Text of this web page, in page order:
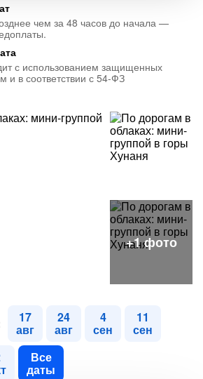
чем за 48 часов до начала —
с использованием защищенных
и в соответствии с 54-ФЗ
17
авг
24
авг
4
сен
11
сен
Все
даты